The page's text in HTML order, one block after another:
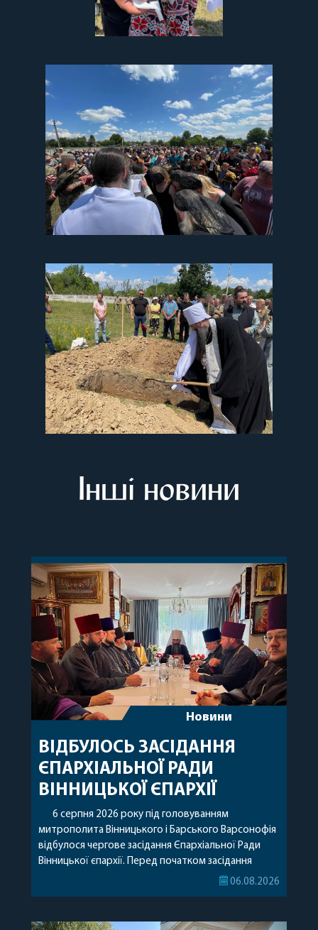
Інші новини
Новини
ВІДБУЛОСЬ ЗАСІДАННЯ
ЄПАРХІАЛЬНОЇ РАДИ
ВІННИЦЬКОЇ ЄПАРХІЇ
6 серпня 2026 року під головуванням
митрополита Вінницького і Барського Варсонофія
відбулося чергове засідання Єпархіальної Ради
Вінницької єпархії. Перед початком засідання
секретар Єпархіальної Ради від імені членів Ради
побажавши йому міцного здоров’я, Божої
06.08.2026